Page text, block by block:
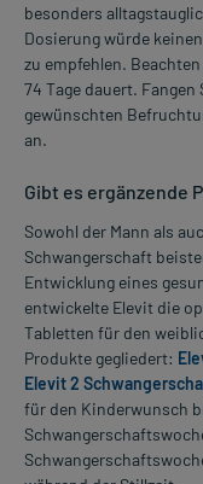
besonders
Dosierung würde
zu empfehlen.
74 Tage dauert.
gewünschten
an.
Gibt es ergänzende
Sowohl der Mann als
Schwangerschaft
Entwicklung eines
entwickelte Elevit die
Tabletten für den
Produkte gegliedert:
Elevit 2
für den Kinderwunsch